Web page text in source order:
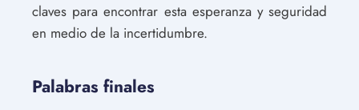
claves para encontrar esta esperanza y seguridad
en medio de la incertidumbre.
Palabras finales